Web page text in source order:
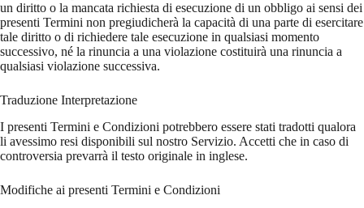
un diritto o la mancata richiesta di esecuzione di un obbligo ai sensi dei
presenti Termini non pregiudicherà la capacità di una parte di esercitare
tale diritto o di richiedere tale esecuzione in qualsiasi momento
successivo, né la rinuncia a una violazione costituirà una rinuncia a
qualsiasi violazione successiva.
Traduzione Interpretazione
I presenti Termini e Condizioni potrebbero essere stati tradotti qualora
li avessimo resi disponibili sul nostro Servizio. Accetti che in caso di
controversia prevarrà il testo originale in inglese.
Modifiche ai presenti Termini e Condizioni